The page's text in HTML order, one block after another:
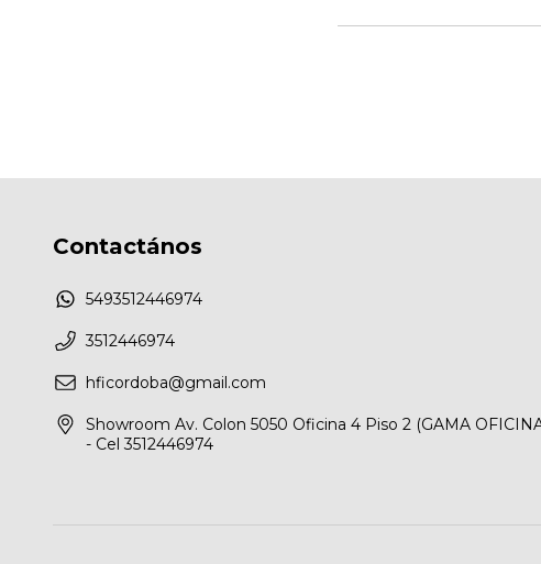
Contactános
5493512446974
3512446974
hficordoba@gmail.com
Showroom Av. Colon 5050 Oficina 4 Piso 2 (GAMA
- Cel 3512446974